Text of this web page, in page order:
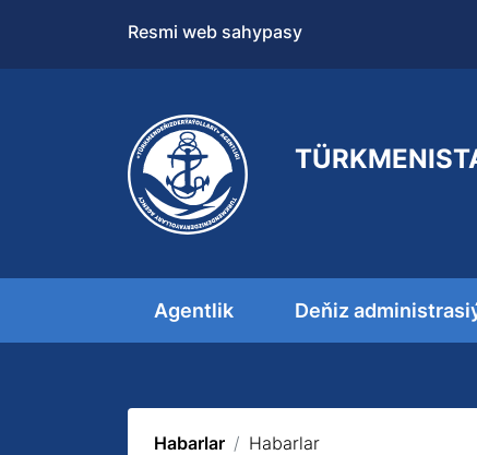
Resmi web sahypasy
Agentlik Deňiz
Habarlar Habarlar